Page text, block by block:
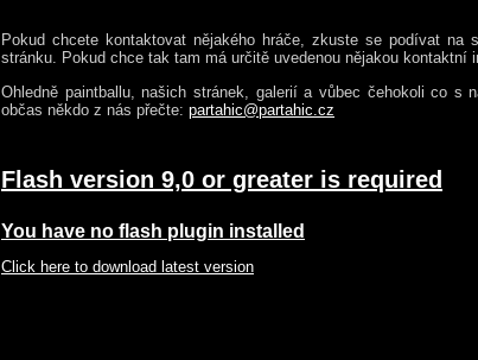
Pokud chcete kontaktovat nějakého hráče, zkuste se podívat
stránku. Pokud chce tak tam má určitě uvedenou nějakou kontaktní
Ohledně paintballu, našich stránek, galerií a vůbec čehokoli co
občas někdo z nás přečte: partahic@partahic.cz
Flash version 9,0 or greater is required
You have no flash plugin installed
Click here to download latest version